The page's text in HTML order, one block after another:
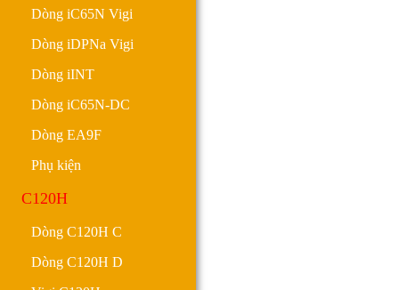
Dòng iC65N Vigi
Dòng iDPNa Vigi
Dòng iINT
Dòng iC65N-DC
Dòng EA9F
Phụ kiện
C120H
Dòng C120H C
Dòng C120H D